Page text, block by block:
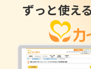
ずっと使え